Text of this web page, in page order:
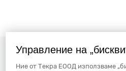
Управление на
Ние от Текра ЕООД използваме